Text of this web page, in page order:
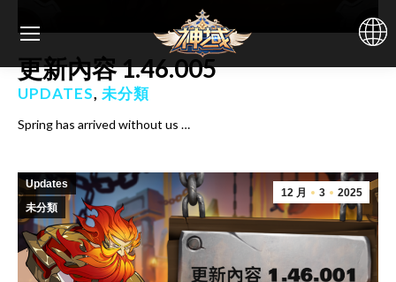
更新內容 1.46.005
UPDATES, 未分類
Spring has arrived without us …
12 月 3 2025
Updates
未分類